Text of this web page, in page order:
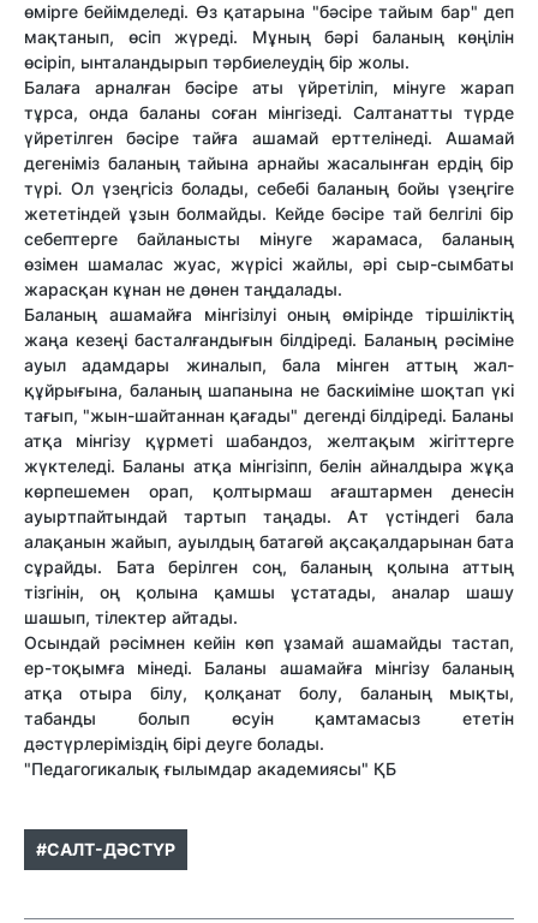
өмірге бейімделеді. Өз қатарына "бәсіре тайым бар" деп
мақтанып, өсіп жүреді. Мұның бәрі баланың көңілін
өсіріп, ынталандырып тәрбиелеудің бір жолы.
Балаға арналған бәсіре аты үйретіліп, мінуге жарап
тұрса, онда баланы соған мінгізеді. Салтанатты түрде
үйретілген бәсіре тайға ашамай ерттелінеді. Ашамай
дегеніміз баланың тайына арнайы жасалынған ердің бір
түрі. Ол үзеңгісіз болады, себебі баланың бойы үзеңгіге
жететіндей ұзын болмайды. Кейде бәсіре тай белгілі бір
себептерге байланысты мінуге жарамаса, баланың
өзімен шамалас жуас, жүрісі жайлы, әрі сыр-сымбаты
жарасқан кұнан не дөнен таңдалады.
Баланың ашамайға мінгізілуі оның өмірінде тіршіліктің
жаңа кезеңі басталғандығын білдіреді. Баланың рәсіміне
ауыл адамдары жиналып, бала мінген аттың жал-
құйрығына, баланың шапанына не баскиіміне шоқтап үкі
тағып, "жын-шайтаннан қағады" дегенді білдіреді. Баланы
атқа мінгізу құрметі шабандоз, желтақым жігіттерге
жүктеледі. Баланы атқа мінгізіпп, белін айналдыра жұқа
көрпешемен орап, қолтырмаш ағаштармен денесін
ауыртпайтындай тартып таңады. Ат үстіндегі бала
алақанын жайып, ауылдың батагөй ақсақалдарынан бата
сұрайды. Бата берілген соң, баланың қолына аттың
тізгінін, оң қолына қамшы ұстатады, аналар шашу
шашып, тілектер айтады.
Осындай рәсімнен кейін көп ұзамай ашамайды тастап,
ер-тоқымға мінеді. Баланы ашамайға мінгізу баланың
атқа отыра білу, қолқанат болу, баланың мықты,
табанды болып өсуін қамтамасыз ететін
дәстүрлеріміздің бірі деуге болады.
"Педагогикалық ғылымдар академиясы" ҚБ
#САЛТ-ДӘСТҮР